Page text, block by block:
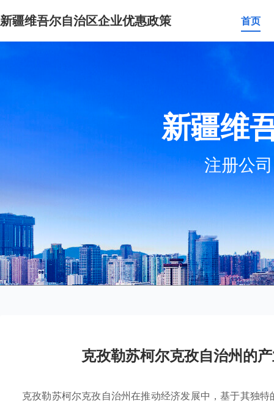
新疆维吾尔自治区企业优惠政策 首页
新疆维
注册公
克孜勒苏柯尔克孜自治州的
克孜勒苏柯尔克孜自治州在推动经济发展中，基于其独